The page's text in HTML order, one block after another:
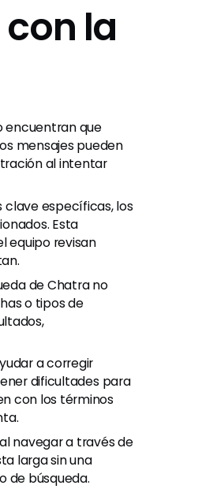
la
encuentran que
mensajes pueden
al intentar
específicas, los
Esta
equipo revisan
de Chatra no
o tipos de
a corregir
dificultades para
con los términos
navegar a través de
larga sin una
de búsqueda.